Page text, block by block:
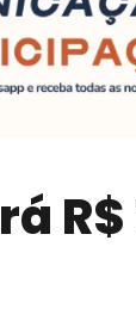
R$